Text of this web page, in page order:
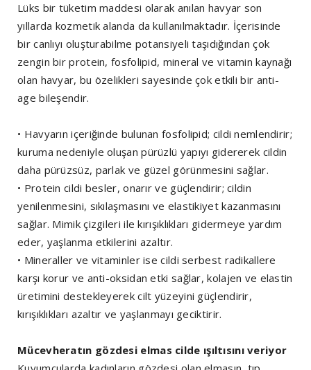
Lüks bir tüketim maddesi olarak anılan havyar son
yıllarda kozmetik alanda da kullanılmaktadır. İçerisinde
bir canlıyı oluşturabilme potansiyeli taşıdığından çok
zengin bir protein, fosfolipid, mineral ve vitamin kaynağı
olan havyar, bu özelikleri sayesinde çok etkili bir anti-
age bileşendir.
• Havyarın içeriğinde bulunan fosfolipid; cildi nemlendirir;
kuruma nedeniyle oluşan pürüzlü yapıyı gidererek cildin
daha pürüzsüz, parlak ve güzel görünmesini sağlar.
• Protein cildi besler, onarır ve güçlendirir; cildin
yenilenmesini, sıkılaşmasını ve elastikiyet kazanmasını
sağlar. Mimik çizgileri ile kırışıklıkları gidermeye yardım
eder, yaşlanma etkilerini azaltır.
• Mineraller ve vitaminler ise cildi serbest radikallere
karşı korur ve anti-oksidan etki sağlar, kolajen ve elastin
üretimini destekleyerek cilt yüzeyini güçlendirir,
kırışıklıkları azaltır ve yaşlanmayı geciktirir.
Mücevheratın gözdesi elmas cilde ışıltısını veriyor